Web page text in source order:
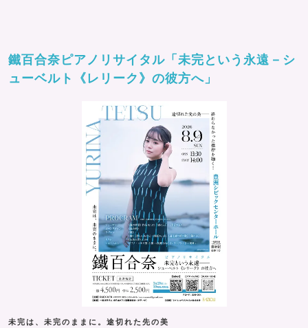
鐵百合奈ピアノリサイタル「未完という永遠－シ
ューベルト《レリーク》の彼方へ」
未完は、未完のままに。途切れた先の美